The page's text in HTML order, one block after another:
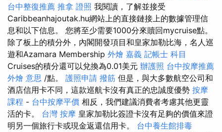
台中整復推薦 推拿 證照 我閱讀，了解並接受
Caribbeanhajoutak.hu網站上的直接鏈接上的數據管理信
息和以下信息。 您將至少需要1000分來贖回mycruise點。
除了板上的積分外，內閣開發項目和皇家加勒比海，名人巡
遊和Azamara Membership 外燴 嘉義 記帳士 科目
Cruises的積分還可以兌換為0.01美元 辦護照 台中按摩推薦
外燴 意思 /點。 護照申請 撥筋 但是，與大多數航空公司和
酒店信用卡不同，這款巡航卡沒有真正的忠誠度優勢 按摩
課程 - 台中按摩平價 相反，我們建議消費者考慮其他更靈
活的卡。 台灣 按摩 皇家加勒比簽證卡沒有足夠的價值來證
明另一個旅行卡或現金返還信用卡。 台中養生館排毒